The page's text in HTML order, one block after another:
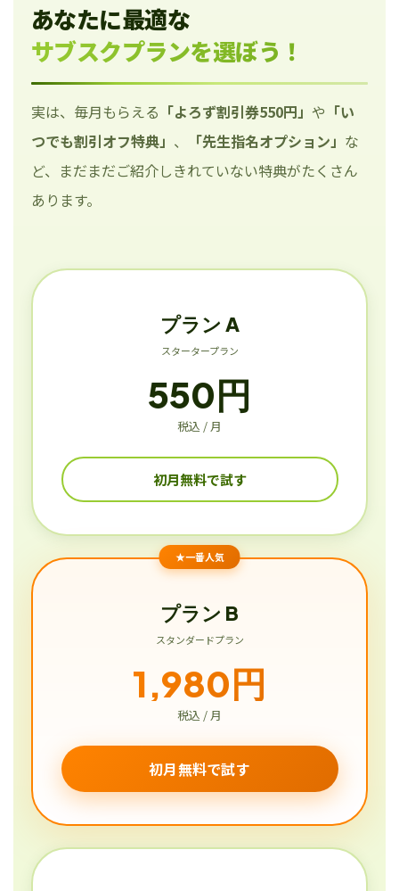
あなたに最適な
サブスクプランを選ぼう！
実は、毎月もらえる 「よろず割引券550円」 や 「い
つでも割引オフ特典」 、 「先生指名オプション」 な
ど、まだまだご紹介しきれていない特典がたくさん
あります。
プラン A
スタータープラン
550円
税込 / 月
初月無料で試す
★一番人気
プラン B
スタンダードプラン
1,980円
税込 / 月
初月無料で試す